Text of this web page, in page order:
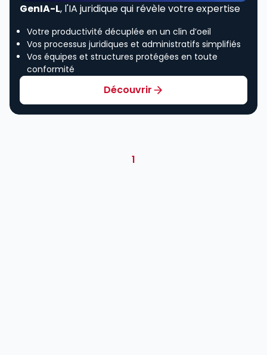
GenIA-L, l'IA juridique qui révèle votre expertise
Votre productivité décuplée en un clin d’oeil
Vos processus juridiques et administratifs simplifiés
Vos équipes et structures protégées en toute
conformité
Découvrir
1